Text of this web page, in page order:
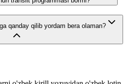
qanday qilib yordam bera olaman?